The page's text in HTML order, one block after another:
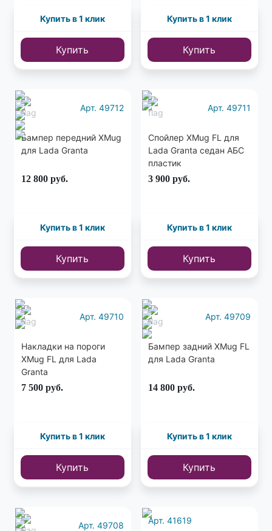
Купить в 1 клик
Купить
Купить в 1 клик
Купить
Арт. 49712
Бампер передний XMug
для Lada Granta
12 800 руб.
Купить в 1 клик
Купить
Арт. 49711
Спойлер XMug FL для
Lada Granta седан АБС
пластик
3 900 руб.
Купить в 1 клик
Купить
Арт. 49710
Накладки на пороги
XMug FL для Lada
Granta
7 500 руб.
Купить в 1 клик
Купить
Арт. 49709
Бампер задний XMug FL
для Lada Granta
14 800 руб.
Купить в 1 клик
Купить
Арт. 49708 Арт. 41619